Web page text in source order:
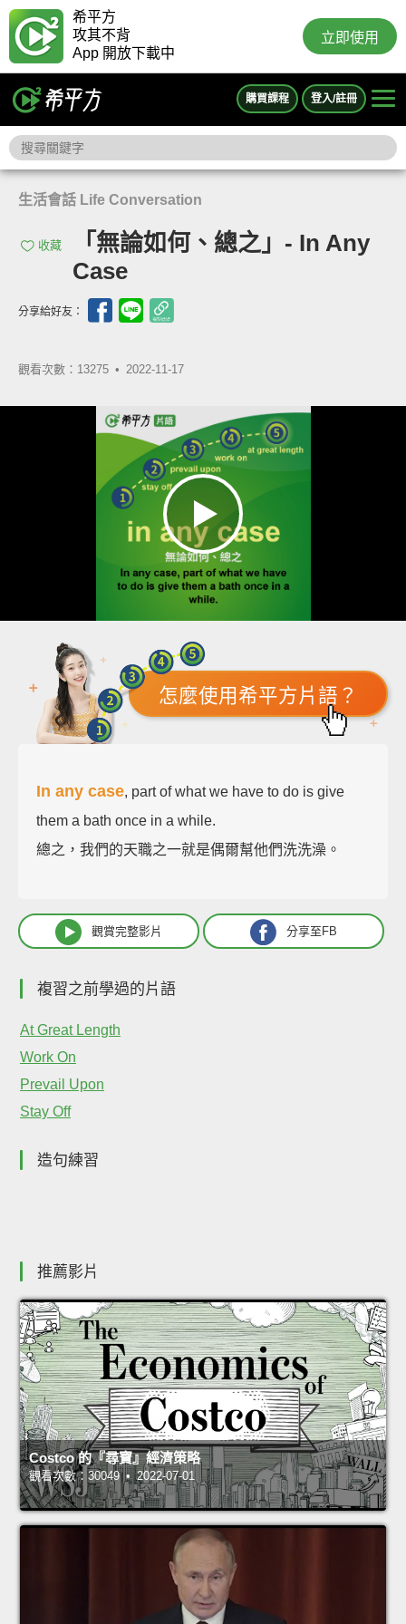
希平方
攻其不背
App 開放下載中
立即使用
購買課程 登入/註冊
生活會話 Life Conversation
收藏
「無論如何、總之」- In Any
Case
分享給好友：
觀看次數：13275 • 2022-11-17
怎麼使用希平方片語？
In any case, part of what we have to do is give
them a bath once in a while.
總之，我們的天職之一就是偶爾幫他們洗洗澡。
觀賞完整影片 分享至FB
複習之前學過的片語
At Great Length
Work On
Prevail Upon
Stay Off
造句練習
推薦影片
Costco 的『尋寶』經濟策略
觀看次數：30049 • 2022-07-01